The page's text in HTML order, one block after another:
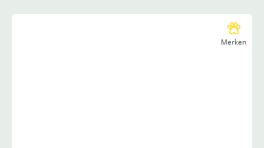
Merken